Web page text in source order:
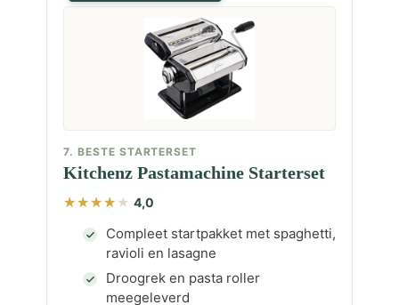
7. BESTE STARTERSET
Kitchenz Pastamachine Starterset
4,0
Compleet startpakket met spaghetti,
ravioli en lasagne
Droogrek en pasta roller
meegeleverd